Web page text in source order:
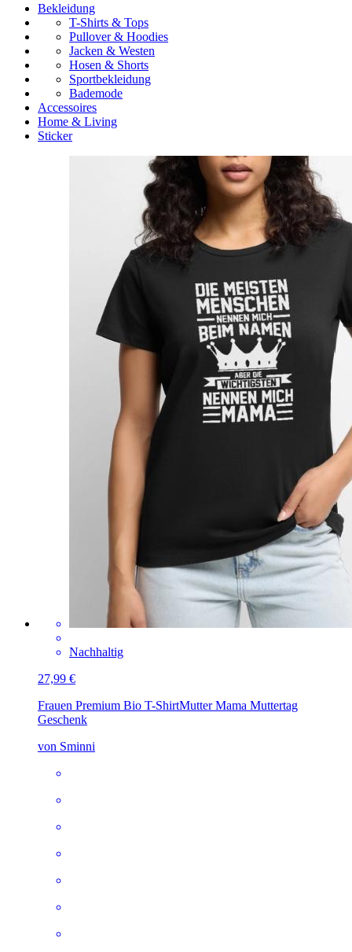
Bekleidung
T-Shirts & Tops
Pullover & Hoodies
Jacken & Westen
Hosen & Shorts
Sportbekleidung
Bademode
Accessoires
Home & Living
Sticker
Nachhaltig
27,99 €
Frauen Premium Bio T-ShirtMutter Mama Muttertag
Geschenk
von Sminni